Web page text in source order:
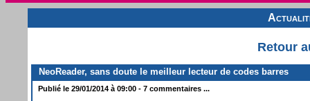
Retour
NeoReader, sans doute le meilleur lecteur de codes barres
Publié le 29/01/2014 à 09:00 - 7 commentaires ...